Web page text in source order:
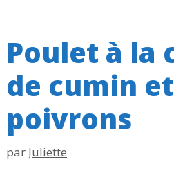
Poulet à la
de cumin
poivrons
par Juliette